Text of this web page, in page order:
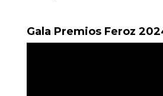
Gala Premios Feroz